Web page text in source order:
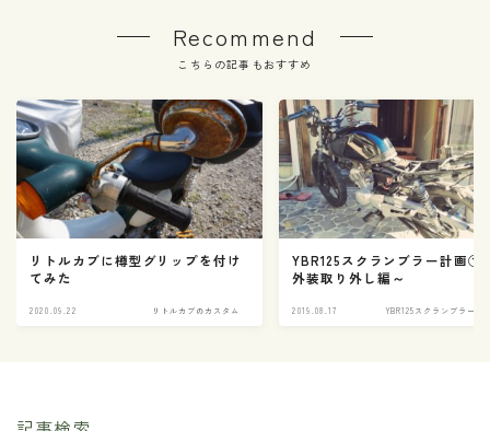
Recommend
こちらの記事もおすすめ
リトルカブに樽型グリップを付け
てみた
2020.09.22 リトルカブのカスタム
YBR125スクランブラー計画①
外装取り外し編～
2019.08.17 YBR125スクランブラー化